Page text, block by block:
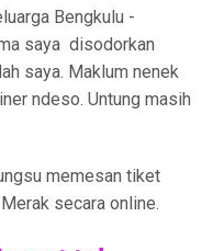
Bengkulu -
saya disodorkan
saya. Maklum nenek
ndeso. Untung masih
memesan tiket
secara online.